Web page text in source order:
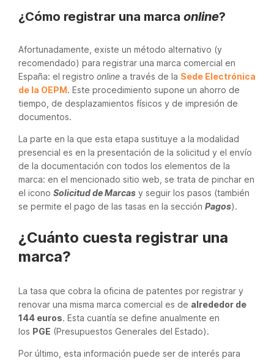
¿Cómo registrar una marca online?
Afortunadamente, existe un método alternativo (y
recomendado) para registrar una marca comercial en
España: el registro online a través de la Sede Electrónica
de la OEPM. Este procedimiento supone un ahorro de
tiempo, de desplazamientos físicos y de impresión de
documentos.
La parte en la que esta etapa sustituye a la modalidad
presencial es en la presentación de la solicitud y el envío
de la documentación con todos los elementos de la
marca: en el mencionado sitio web, se trata de pinchar en
el icono Solicitud de Marcas y seguir los pasos (también
se permite el pago de las tasas en la sección Pagos).
¿Cuánto cuesta registrar una
marca?
La tasa que cobra la oficina de patentes por registrar y
renovar una misma marca comercial es de alrededor de
144 euros. Esta cuantía se define anualmente en
los PGE (Presupuestos Generales del Estado).
Por último, esta información puede ser de interés para